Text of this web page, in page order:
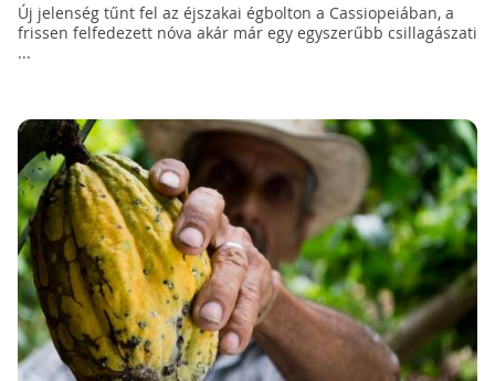
Új jelenség tűnt fel az éjszakai égbolton a Cassiopeiában, a
frissen felfedezett nóva akár már egy egyszerűbb csillagászati
...